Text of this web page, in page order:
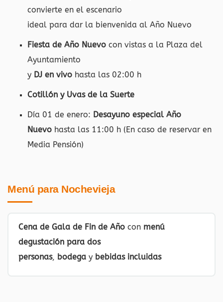
convierte en el escenario
ideal para dar la bienvenida al Año Nuevo
Fiesta de Año Nuevo con vistas a la Plaza del
Ayuntamiento
y DJ en vivo hasta las 02:00 h
Cotillón y Uvas de la Suerte
Día 01 de enero: Desayuno especial Año
Nuevo hasta las 11:00 h (En caso de reservar en
Media Pensión)
Menú para Nochevieja
Cena de Gala de Fin de Año con menú
degustación para dos
personas, bodega y bebidas incluidas